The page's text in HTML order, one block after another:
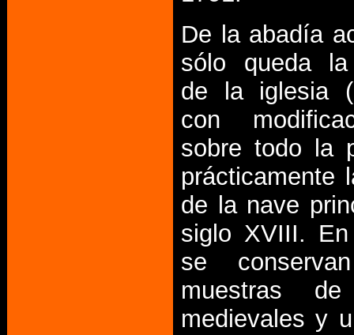
De la abadía
sólo queda la
de la iglesia
con
sobre todo la
prácticamente
de la nave
siglo XVIII.
se
muestras de
medievales y